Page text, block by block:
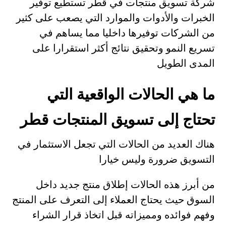
شركة تسويق منتجات في قطر تستطيع توفير
الخبرات والأدوات والموارد التي يصعب على كثير
من الشركات توفيرها داخليا مما يساهم في
تسريع النمو وتحقيق نتائج أكثر استقرارا على
المدى الطويل
ما هي الحالات الواقعية التي
تحتاج إلى تسويق المنتجات قطر
هناك العديد من الحالات التي تجعل الاستثمار في
التسويق ضرورة وليس خيارا
من أبرز هذه الحالات إطلاق منتج جديد داخل
السوق حيث يحتاج العملاء إلى التعرف على المنتج
وفهم فوائده ومميزاته قبل اتخاذ قرار الشراء